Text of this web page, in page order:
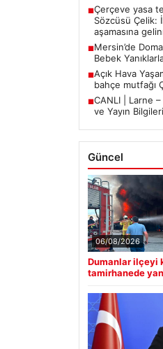
■Çerçeve yasa
Sözcüsü Çelik:
aşamasına
■Mersin’de
Bebek
■Açık Hava
bahçe mutfağı
■CANLI | Larne
ve Yayın Bilgileri
Güncel
06/08/2026
Dumanlar ilçeyi
tamirhanede